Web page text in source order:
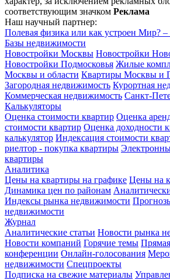
соответствующим значком Реклама
Наш научный партнер:
Полевая физика или как устроен Мир?
Базы недвижимости
Новостройки Москвы Новостройки
Новостройки Подмосковья Жилые
Москвы и области Квартиры Москвы и
Загородная недвижимость Курортная
Коммерческая недвижимость Санкт-
Калькуляторы
Оценка стоимости квартир Оценка
стоимости квартир Оценка доходности
калькулятор Индексация стоимости
риелтор - покупка квартиры
квартиры
Аналитика
Цены на квартиры на графике Цены на
Динамика цен по районам
Индексы рынка недвижимости
недвижимости
Журнал
Аналитические статьи Новости рынка
Новости компаний Горячие темы
конференции Онлайн-голосования
недвижимости Спецпроекты
Подписка на свежие материалы